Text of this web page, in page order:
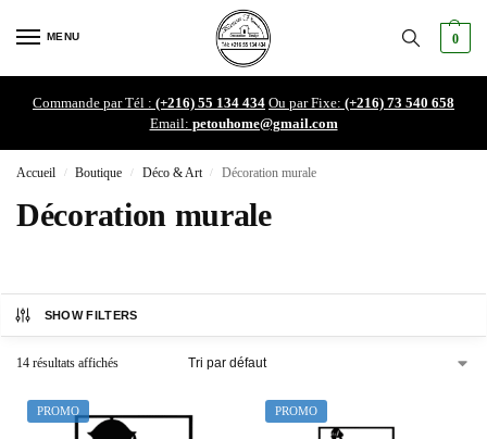
MENU 0
Commande par Tél : (+216) 55 134 434 Ou par Fixe: (+216) 73 540 658
Email: petouhome@gmail.com
Accueil / Boutique / Déco & Art / Décoration murale
Décoration murale
SHOW FILTERS
14 résultats affichés
PROMO PROMO